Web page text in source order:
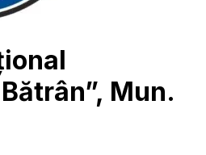
Mun.